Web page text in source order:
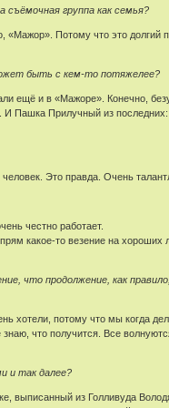
группа как семья?
«Мажор». Потому что это
быть с кем-то потяжелее?
ещё и в «Мажоре». Конечно,
Пашка Прилучный из
Это правда. Очень
честно работает.
какое-то везение на
что продолжение, как
хотели, потому что мы когда
что получится. Все
и так далее?
выписанный из Голливуда